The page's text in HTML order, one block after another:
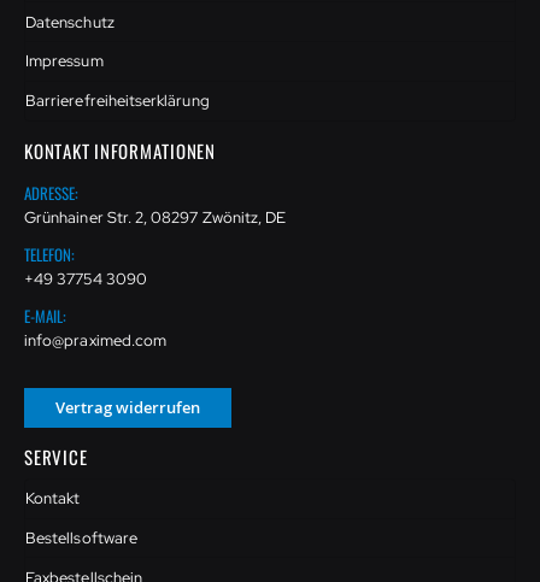
Datenschutz
Impressum
Barrierefreiheitserklärung
KONTAKT INFORMATIONEN
ADRESSE:
Grünhainer Str. 2, 08297 Zwönitz, DE
TELEFON:
+49 37754 3090
E-MAIL:
info@praximed.com
Vertrag widerrufen
SERVICE
Kontakt
Bestellsoftware
Faxbestellschein